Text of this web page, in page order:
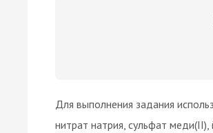
Для выполнения задания
нитрат натрия, сульфат